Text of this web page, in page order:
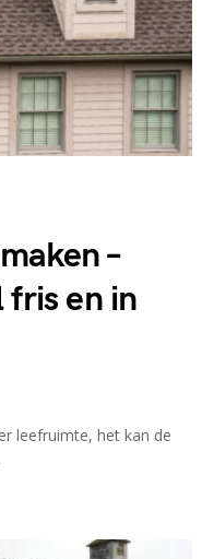
–
fris en in
leefruimte, het kan de